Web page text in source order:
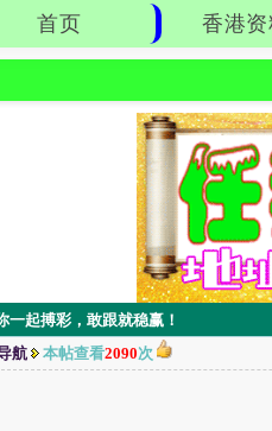
首页 香港资
起搏彩，敢跟就稳赢！
航 本帖查看2090次